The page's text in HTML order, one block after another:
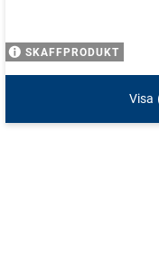
SKAFFPRODUKT
Visa